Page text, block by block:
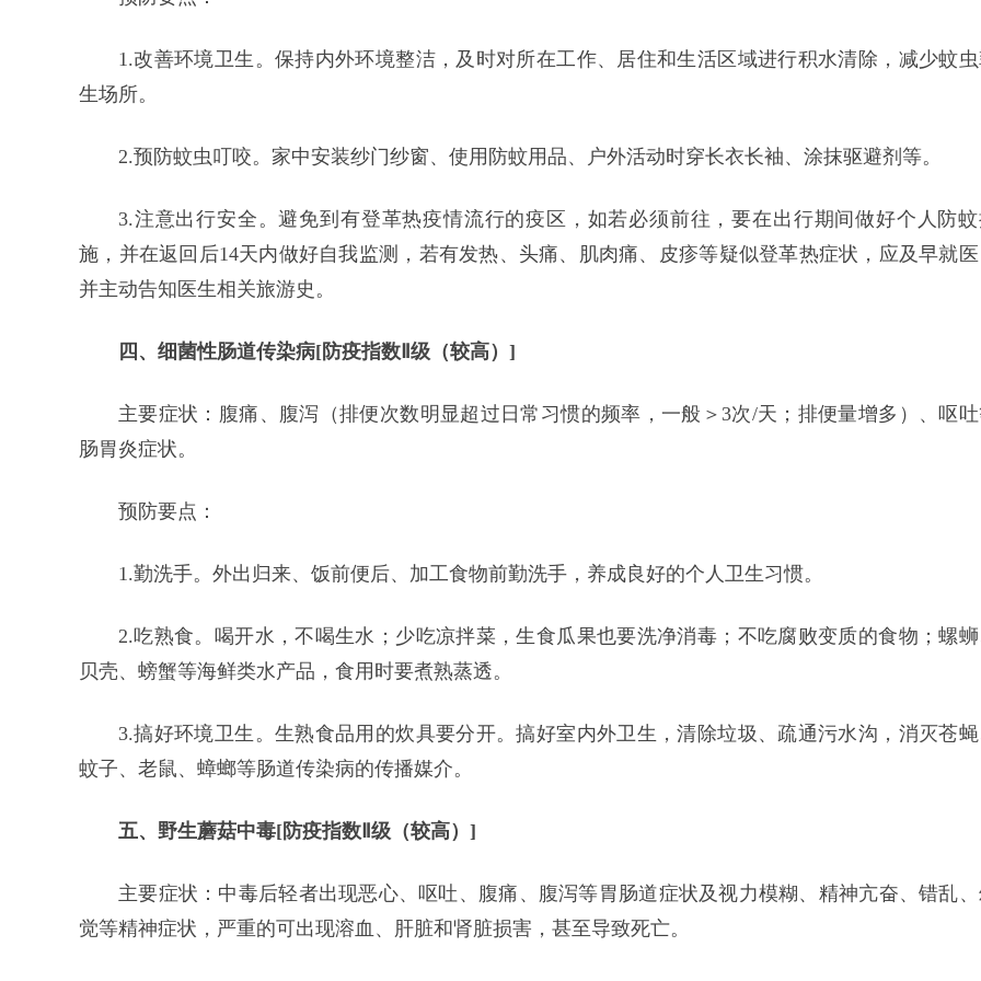
1.改善环境卫生。保持内外环境整洁，及时对所在工作、居住和生活区域进行积水清除，减少蚊
生场所。
2.预防蚊虫叮咬。家中安装纱门纱窗、使用防蚊用品、户外活动时穿长衣长袖、涂抹驱避剂等。
3.注意出行安全。避免到有登革热疫情流行的疫区，如若必须前往，要在出行期间做好个人防
施，并在返回后14天内做好自我监测，若有发热、头痛、肌肉痛、皮疹等疑似登革热症状，应及早就医
并主动告知医生相关旅游史。
四、细菌性肠道传染病[防疫指数Ⅱ级（较高）]
主要症状：腹痛、腹泻（排便次数明显超过日常习惯的频率，一般＞3次/天；排便量增多）、呕
肠胃炎症状。
预防要点：
1.勤洗手。外出归来、饭前便后、加工食物前勤洗手，养成良好的个人卫生习惯。
2.吃熟食。喝开水，不喝生水；少吃凉拌菜，生食瓜果也要洗净消毒；不吃腐败变质的食物；螺蛳
贝壳、螃蟹等海鲜类水产品，食用时要煮熟蒸透。
3.搞好环境卫生。生熟食品用的炊具要分开。搞好室内外卫生，清除垃圾、疏通污水沟，消灭苍蝇
蚊子、老鼠、蟑螂等肠道传染病的传播媒介。
五、野生蘑菇中毒[防疫指数Ⅱ级（较高）]
主要症状：中毒后轻者出现恶心、呕吐、腹痛、腹泻等胃肠道症状及视力模糊、精神亢奋、错乱、
觉等精神症状，严重的可出现溶血、肝脏和肾脏损害，甚至导致死亡。